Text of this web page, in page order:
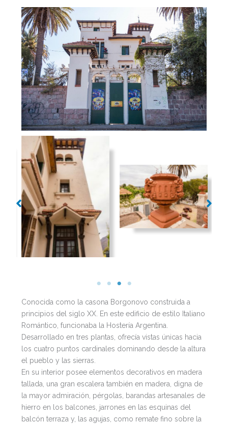
Conocida como la casona Borgonovo construida a
principios del siglo XX. En este edificio de estilo Italiano
Romántico, funcionaba la Hostería Argentina.
Desarrollado en tres plantas, ofrecía vistas únicas hacia
los cuatro puntos cardinales dominando desde la altura
el pueblo y las sierras.
En su interior posee elementos decorativos en madera
tallada, una gran escalera también en madera, digna de
la mayor admiración, pérgolas, barandas artesanales de
hierro en los balcones, jarrones en las esquinas del
balcón terraza y, las agujas, como remate fino sobre la